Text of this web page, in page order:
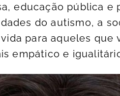
educação pública e
do autismo, a
para aqueles que
empático e